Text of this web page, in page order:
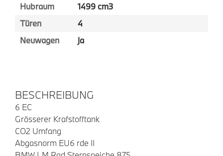
Hubraum
1499 cm3
Türen
4
Neuwagen
ja
BESCHREIBUNG
6 EC
Grösserer Krafstofftank
CO2 Umfang
Abgasnorm EU6 rde II